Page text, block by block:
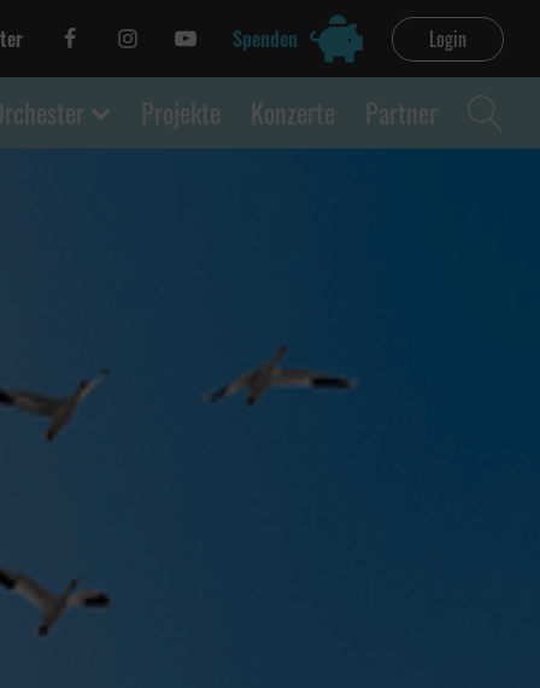
Spenden Login
Projekte Konzerte Partner